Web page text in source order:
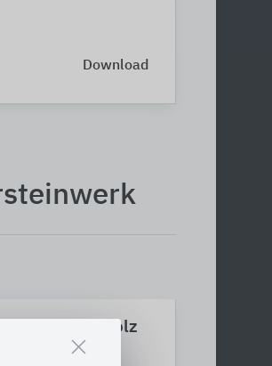
Download
Glas und Holz
Ihr Naturstein- und